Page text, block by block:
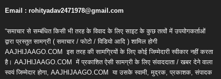
Email : rohityadav2471978@gmail.com
“समाचार से सम्बंधित किसी भी तरह के विवाद के लिए साइट के कुछ तत्वों में उपयोगकर्ताओं
द्वारा प्रस्तुत सामग्री ( समाचार / फोटो / विडियो आदि ) शामिल होगी
AAJHIJAAGO.COM इस तरह की सामग्रियों के लिए कोई जिम्मेदारी स्वीकार नहीं करता
है। AAJHIJAAGO.COM में प्रकाशित ऐसी सामग्री के लिए संवाददाता / खबर देने वाला
स्वयं जिम्मेदार होगा, AAJHIJAAGO.COM या उसके स्वामी, मुद्रक, प्रकाशक, संपादक